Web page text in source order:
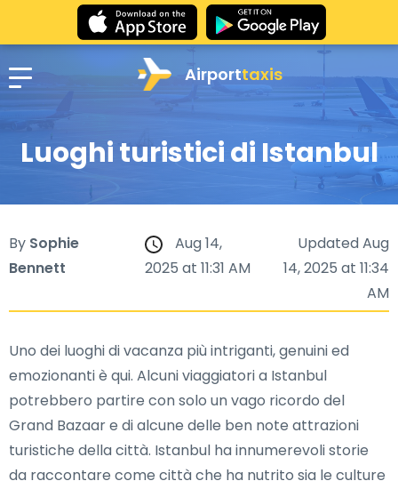
Airporttaxis
Luoghi turistici di Istanbul
By Sophie
Bennett
Aug 14,
2025 at 11:31 AM
Updated Aug
14, 2025 at 11:34
AM
Uno dei luoghi di vacanza più intriganti, genuini ed
emozionanti è qui. Alcuni viaggiatori a Istanbul
potrebbero partire con solo un vago ricordo del
Grand Bazaar e di alcune delle ben note attrazioni
turistiche della città. Istanbul ha innumerevoli storie
da raccontare come città che ha nutrito sia le culture